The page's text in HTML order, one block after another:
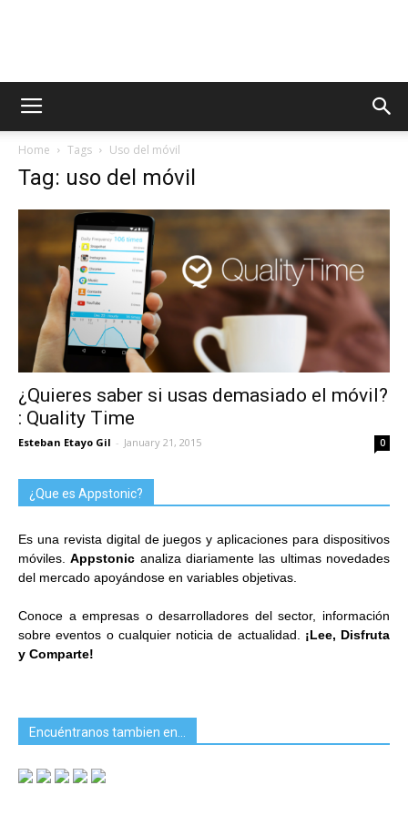
AppsTonic
Home Tags Uso del móvil
Tag: uso del móvil
¿Quieres saber si usas demasiado el móvil?
: Quality Time
Esteban Etayo Gil - January 21, 2015 0
¿Que es Appstonic?
Es una revista digital de juegos y aplicaciones para dispositivos
móviles.Appstonic analiza diariamente las ultimas novedades
del mercado apoyándose en variables objetivas.
Conoce a empresas o desarrolladores del sector, información
sobre eventos o cualquier noticia de actualidad. ¡Lee, Disfruta
y Comparte!
Encuéntranos tambien en…